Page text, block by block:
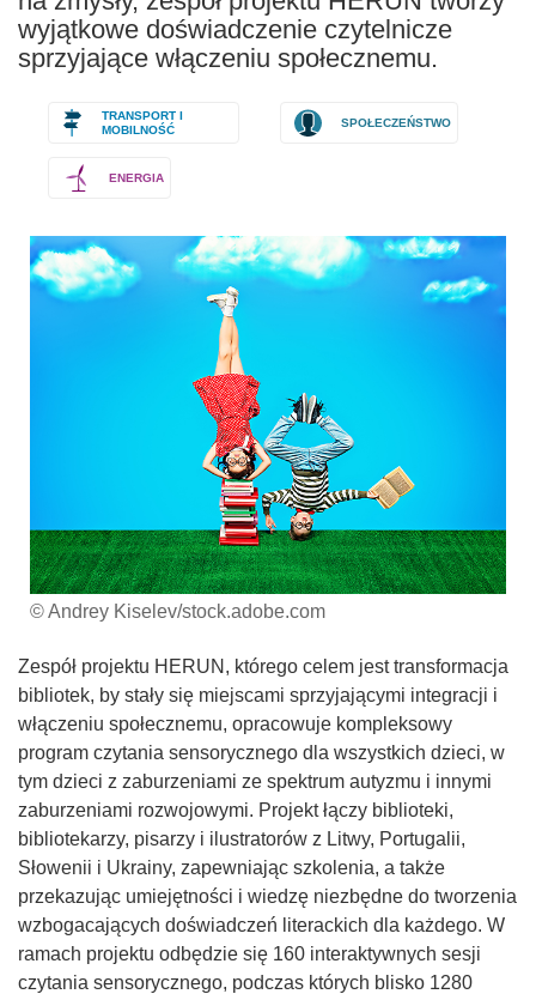
wyjątkowe doświadczenie czytelnicze
sprzyjające włączeniu społecznemu.
TRANSPORT I
MOBILNOŚĆ
SPOŁECZEŃSTWO
ENERGIA
© Andrey Kiselev/stock.adobe.com
Zespół projektu HERUN, którego celem jest transformacja
bibliotek, by stały się miejscami sprzyjającymi integracji i
włączeniu społecznemu, opracowuje kompleksowy
program czytania sensorycznego dla wszystkich dzieci, w
tym dzieci z zaburzeniami ze spektrum autyzmu i innymi
zaburzeniami rozwojowymi. Projekt łączy biblioteki,
bibliotekarzy, pisarzy i ilustratorów z Litwy, Portugalii,
Słowenii i Ukrainy, zapewniając szkolenia, a także
przekazując umiejętności i wiedzę niezbędne do tworzenia
wzbogacających doświadczeń literackich dla każdego. W
ramach projektu odbędzie się 160 interaktywnych sesji
czytania sensorycznego, podczas których blisko 1280